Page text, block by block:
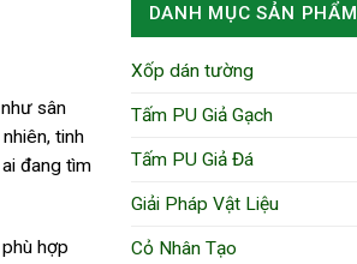
sân
tinh
đang tìm
hợp
DANH MỤC SẢN PHẨM
Xốp dán tường
Tấm PU Giả Gạch
Tấm PU Giả Đá
Giải Pháp Vật Liệu
Cỏ Nhân Tạo